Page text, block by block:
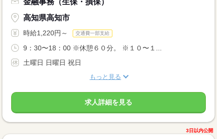
高知県高知市
時給1,220円～ 交通費一部支給
9：30〜18：00 ※休憩６０分。 ※１０〜１...
土曜日 日曜日 祝日
もっと見る
求人詳細を見る
3日以内公開